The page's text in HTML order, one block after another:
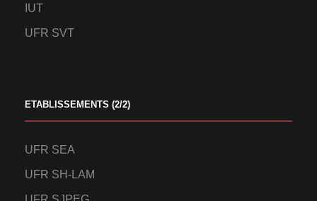
IUT
UFR SVT
ETABLISSEMENTS (2/2)
UFR SEA
UFR SH-LAM